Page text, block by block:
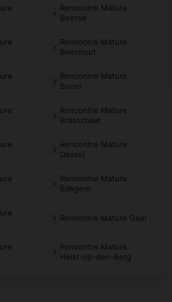
Rencontre Mature
Beerse
Rencontre Mature
Boechout
Rencontre Mature
Boom
Rencontre Mature
Brasschaat
Rencontre Mature
Dessel
Rencontre Mature
Edegem
Rencontre Mature Geel
Rencontre Mature
Heist-op-den-Berg